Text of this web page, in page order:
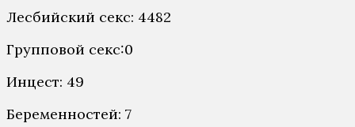
Лесбийский секс: 4482
Групповой секс:0
Инцест: 49
Беременностей: 7